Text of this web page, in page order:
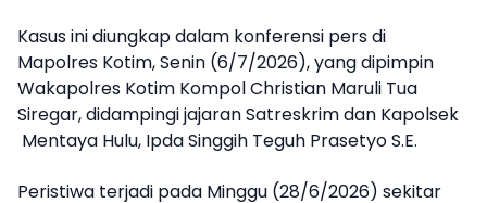
Kasus ini diungkap dalam konferensi pers di
Mapolres Kotim, Senin (6/7/2026), yang dipimpin
Wakapolres Kotim Kompol Christian Maruli Tua
Siregar, didampingi jajaran Satreskrim dan Kapolsek
Mentaya Hulu, Ipda Singgih Teguh Prasetyo S.E.
Peristiwa terjadi pada Minggu (28/6/2026) sekitar